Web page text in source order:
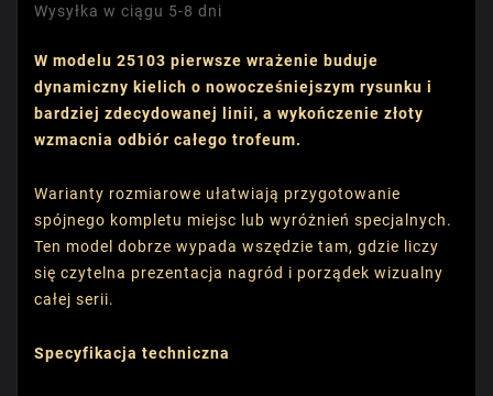
Wysyłka w ciągu 5-8 dni
W modelu 25103 pierwsze wrażenie buduje
dynamiczny kielich o nowocześniejszym rysunku i
bardziej zdecydowanej linii, a wykończenie złoty
wzmacnia odbiór całego trofeum.
Warianty rozmiarowe ułatwiają przygotowanie
spójnego kompletu miejsc lub wyróżnień specjalnych.
Ten model dobrze wypada wszędzie tam, gdzie liczy
się czytelna prezentacja nagród i porządek wizualny
całej serii.
Specyfikacja techniczna